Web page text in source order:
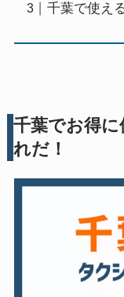
千葉で使え
千葉でお得
れだ！